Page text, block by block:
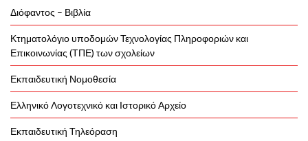
Διόφαντος – Βιβλία
Κτηματολόγιο υποδομών Τεχνολογίας Πληροφοριών και
Επικοινωνίας (ΤΠΕ) των σχολείων
Εκπαιδευτική Νομοθεσία
Ελληνικό Λογοτεχνικό και Ιστορικό Αρχείο
Εκπαιδευτική Τηλεόραση